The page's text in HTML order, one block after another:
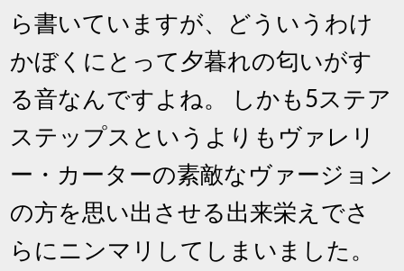
ら書いていますが、どういうわけ
かぼくにとって夕暮れの匂いがす
る音なんですよね。 しかも5ステア
ステップスというよりもヴァレリ
ー・カーターの素敵なヴァージョン
の方を思い出させる出来栄えでさ
らにニンマリしてしまいました。